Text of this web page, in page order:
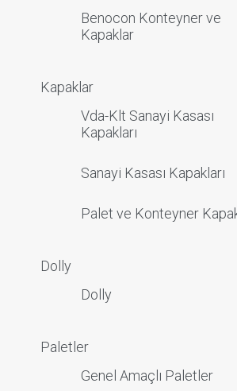
Benocon Konteyner ve
Kapaklar
Kapaklar
Vda-Klt Sanayi Kasası
Kapakları
Sanayi Kasası Kapakları
Palet ve Konteyner
Dolly
Dolly
Paletler
Genel Amaçlı Paletler